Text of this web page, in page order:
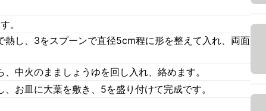
。
熱し、3をスプーンで直径5cm程に形を整えて入れ、両面
中火のまましょうゆを回し入れ、絡めます。
お皿に大葉を敷き、5を盛り付けて完成です。